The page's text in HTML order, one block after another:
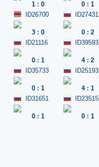
1 : 0 0 : 1
ID26700
3 : 0
ID27431
0 : 2
ID21116
0 : 1
ID39593
4: 2
ID35733
0 : 1
ID25193
4: 1
ID31651
0 : 1
ID23515
0 : 1